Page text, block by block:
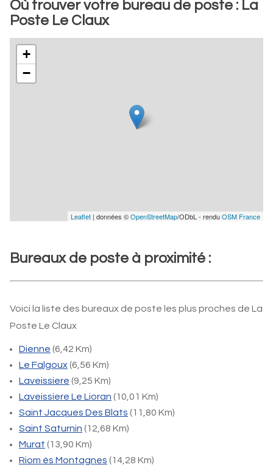
Où trouver votre bureau de poste : La
Poste Le Claux
+
−
Leaflet | données ©OpenStreetMap/ODbL - renduOSM France
Bureaux de poste à proximité :
Voici la liste des bureaux de poste les plus proches de La
Poste Le Claux
Dienne (6,42 Km)
Le Falgoux(6,56 Km)
Laveissiere (9,25 Km)
Laveissiere Le Lioran (10,01 Km)
Saint Jacques Des Blats (11,80 Km)
Saint Saturnin (12,68 Km)
Murat (13,90 Km)
Riom ès Montagnes (14,28 Km)